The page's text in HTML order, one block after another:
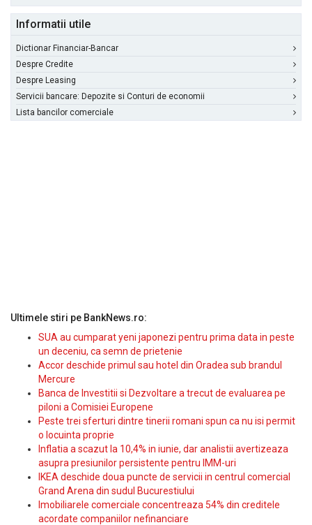
Informatii utile
Dictionar Financiar-Bancar
Despre Credite
Despre Leasing
Servicii bancare: Depozite si Conturi de economii
Lista bancilor comerciale
Ultimele stiri pe BankNews.ro:
SUA au cumparat yeni japonezi pentru prima data in peste
un deceniu, ca semn de prietenie
Accor deschide primul sau hotel din Oradea sub brandul
Mercure
Banca de Investitii si Dezvoltare a trecut de evaluarea pe
piloni a Comisiei Europene
Peste trei sferturi dintre tinerii romani spun ca nu isi permit
o locuinta proprie
Inflatia a scazut la 10,4% in iunie, dar analistii avertizeaza
asupra presiunilor persistente pentru IMM-uri
IKEA deschide doua puncte de servicii in centrul comercial
Grand Arena din sudul Bucurestiului
Imobiliarele comerciale concentreaza 54% din creditele
acordate companiilor nefinanciare